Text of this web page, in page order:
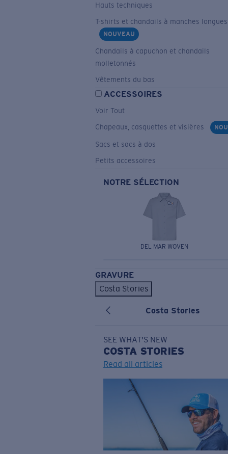
Hauts techniques
T-shirts et chandails à manches longues
NOUVEAU
Chandails à capuchon et chandails
molletonnés
Vêtements du bas
ACCESSOIRES
Voir Tout
Chapeaux, casquettes et visières
Sacs et sacs à dos
Petits accessoires
NOTRE SÉLECTION
DEL MAR WOVEN
GRAVURE
Costa Stories
Costa Stories
SEE WHAT'S NEW
COSTA STORIES
Read all articles